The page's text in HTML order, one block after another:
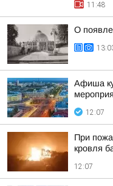
11:48
О
Афиша
12:07
При
кровля
12:07